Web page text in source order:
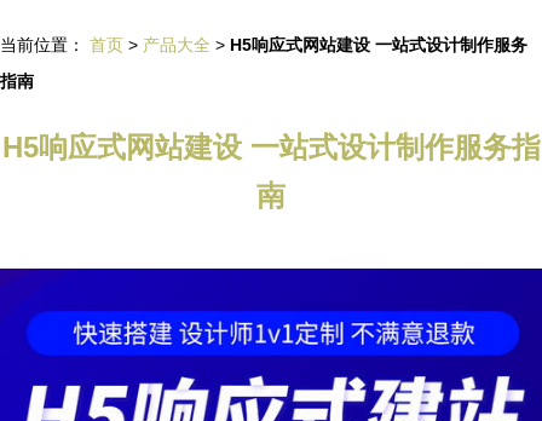
当前位置： 首页 > 产品大全 > H5响应式网站建设 一站式设计制作服务
指南
H5响应式网站建设 一站式设计制作服务指
南